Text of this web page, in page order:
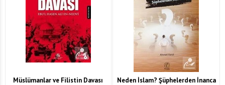
Müslümanlar ve Filistin Davası Neden İslam? Şüphelerden İnanca